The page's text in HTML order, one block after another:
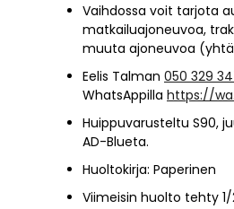
Vaihdossa voit tarjota
matkailuajoneuvoa,
muuta ajoneuvoa
Eelis Talman 050 329
WhatsAppilla https://
Huippuvarusteltu S90,
AD-Blueta.
Huoltokirja: Paperinen
Viimeisin huolto tehty 1/